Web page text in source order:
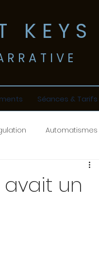
KEYS
Séances & Tarifs
Automatismes
avait un